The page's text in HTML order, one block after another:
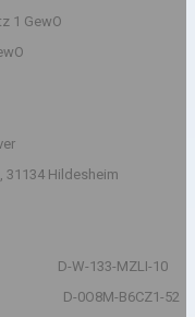
1 GewO
31134 Hildesheim
D-W-133-MZLI-10
D-0O8M-B6CZ1-52